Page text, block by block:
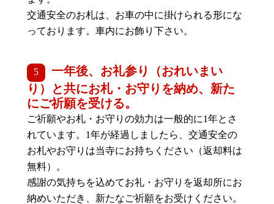
交通安全のお札は、お車の中に掛けられる形にな
っております。車内にお飾り下さい。
一年後、お礼参り（おれいまい
り）と共にお札・お守りを納め、新た
にご祈願を受ける。
ご祈願やお札・お守りの効力は一般的に1年とさ
れています。1年が経過しましたら、交通安全の
お札やお守りは当寺にお持ちください（返却料は
無料）。
感謝の気持ちを込めてお礼・お守りを返却所にお
納めいただき、新たなご祈願をお受けください。